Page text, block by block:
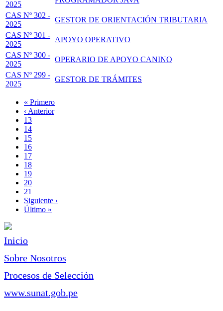
2025
CAS Nº 302 -
2025
GESTOR DE ORIENTACIÓN TRIBUTARIA
CAS Nº 301 -
2025
APOYO OPERATIVO
CAS Nº 300 -
2025
OPERARIO DE APOYO CANINO
CAS Nº 299 -
2025
GESTOR DE TRÁMITES
Paginación
Primera
página
« Primero
Página
anterior
‹ Anterior
Page
13
Page
14
Page
15
Page
16
Página
actual
17
Page
18
Page
19
Page
20
Page
21
Siguiente
página
Siguiente ›
Última
Último »
Inicio
Sobre Nosotros
Procesos de Selección
www.sunat.gob.pe